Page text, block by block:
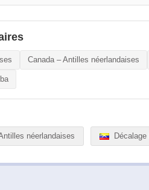
Canada – Antilles néerlandaises
néerlandaises